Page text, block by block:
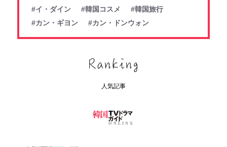
#イ・ダイン
#韓国コスメ
#韓国旅行
#カン・ギヨン
#カン・ドンウォン
人気記事